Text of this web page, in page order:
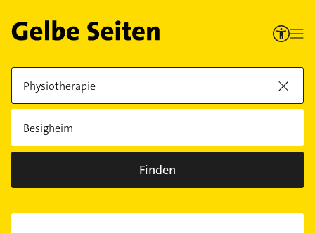
Finden